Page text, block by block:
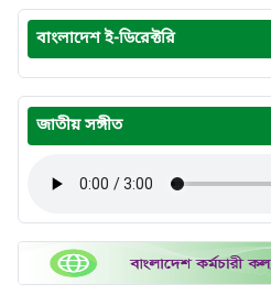
বাংলাদেশ ই-ডিরেক্টরি
জাতীয় সঙ্গীত